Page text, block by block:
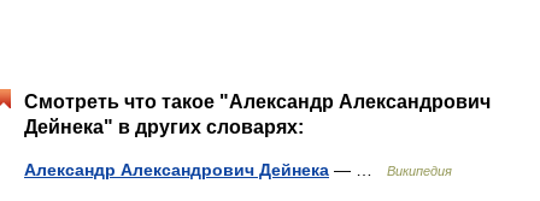
Смотреть что такое "Александр Александрович
Дейнека" в других словарях:
Александр Александрович Дейнека — … Википедия